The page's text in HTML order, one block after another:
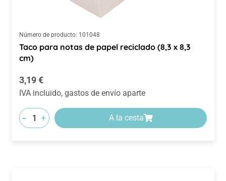
Número de producto: 101048
Taco para notas de papel reciclado (8,3 x 8,3
cm)
Precio normal:
3,19 €
IVA incluido, gastos de envío aparte
- + A la cesta